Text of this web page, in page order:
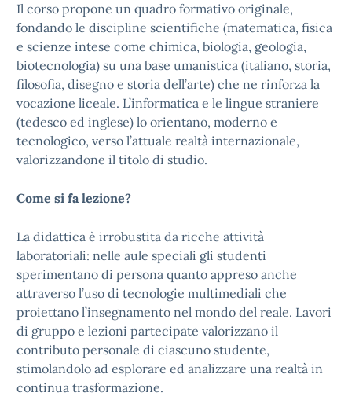
Il corso propone un quadro formativo originale,
fondando le discipline scientifiche (matematica, fisica
e scienze intese come chimica, biologia, geologia,
biotecnologia) su una base umanistica (italiano, storia,
filosofia, disegno e storia dell’arte) che ne rinforza la
vocazione liceale. L’informatica e le lingue straniere
(tedesco ed inglese) lo orientano, moderno e
tecnologico, verso l’attuale realtà internazionale,
valorizzandone il titolo di studio.
Come si fa lezione?
La didattica è irrobustita da ricche attività
laboratoriali: nelle aule speciali gli studenti
sperimentano di persona quanto appreso anche
attraverso l’uso di tecnologie multimediali che
proiettano l’insegnamento nel mondo del reale. Lavori
di gruppo e lezioni partecipate valorizzano il
contributo personale di ciascuno studente,
stimolandolo ad esplorare ed analizzare una realtà in
continua trasformazione.